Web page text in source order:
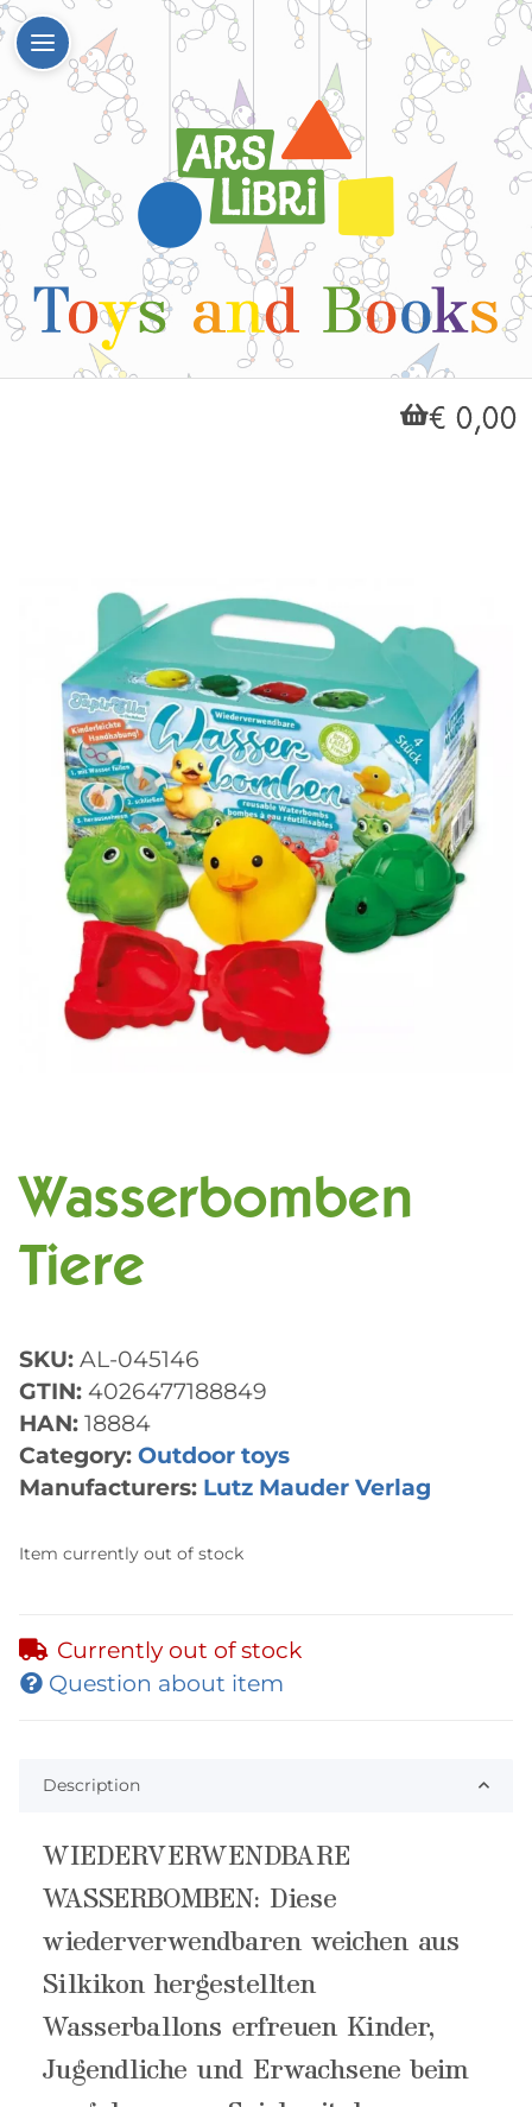
€ 0,00
Wasserbomben
Tiere
SKU: AL-045146
GTIN: 4026477188849
HAN: 18884
Category: Outdoor toys
Manufacturers: Lutz Mauder Verlag
Item currently out of stock
Currently out of stock
Question about item
Description
WIEDERVERWENDBARE
WASSERBOMBEN: Diese
wiederverwendbaren weichen aus
Silkikon hergestellten
Wasserballons erfreuen Kinder,
Jugendliche und Erwachsene beim